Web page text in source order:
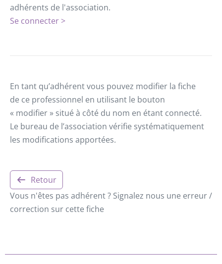
adhérents de l'association.
Se connecter >
En tant qu’adhérent vous pouvez modifier la fiche
de ce professionnel en utilisant le bouton
« modifier » situé à côté du nom en étant connecté.
Le bureau de l’association vérifie systématiquement
les modifications apportées.
Retour
Vous n'êtes pas adhérent ? Signalez nous une erreur /
correction sur cette fiche